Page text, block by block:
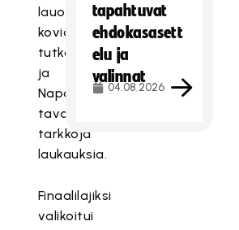
lauottiin
kovia
tutkalukemia
ja
Napakympissä
tavoiteltiin
tarkkoja
laukauksia.
Finaalilajiksi
valikoitui
tapahtuvat
ehdokasasett
elu ja
valinnat
04.08.2026